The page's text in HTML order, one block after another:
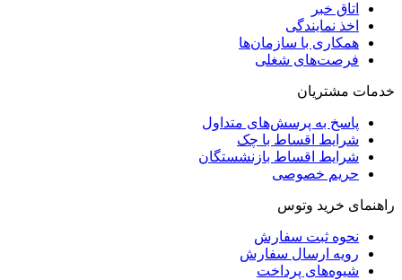
اتاق خبر
اخذ نمایندگی
همکاری با سازمان‌ها
فرصت‌های شغلی
خدمات مشتریان
پاسخ به پرسش‌های متداول
شرایط اقساط با چک
شرایط اقساط بازنشستگان
حریم خصوصی
راهنمای خرید وتوس
نحوه ثبت سفارش
رویه ارسال سفارش
شیوه‌های پرداخت